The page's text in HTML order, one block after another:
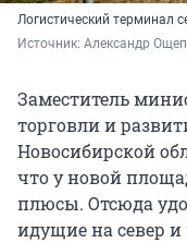
Логистический терминал
Источник: Александр
Заместитель
торговли и
Новосибирской
что у новой
плюсы. Отсюда
идущие на север и